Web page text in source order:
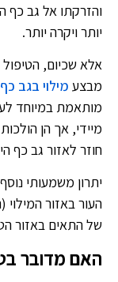
והזרקתו אל גב כף
יותר ויקרה יותר.
אלא שכיום,
מבצע מילוי בגב
מותאמת במיוחד
מיידי, אך הן
חוזר לאזור גב כף
יתרון משמעותי
העור באזור
של התאים באזור
האם מדובר